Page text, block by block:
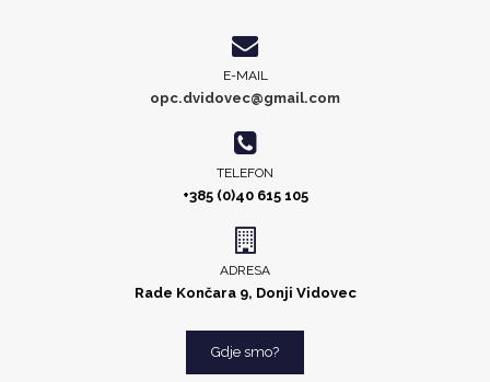
E-MAIL
opc.dvidovec@gmail.com
TELEFON
+385 (0)40 615 105
ADRESA
Rade Končara 9, Donji Vidovec
Gdje smo?